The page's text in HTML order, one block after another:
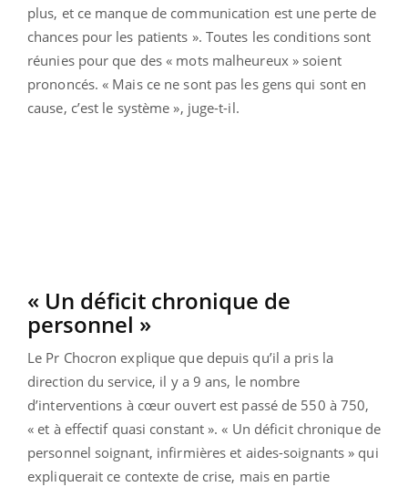
plus, et ce manque de communication est une perte de
chances pour les patients ». Toutes les conditions sont
réunies pour que des « mots malheureux » soient
prononcés. « Mais ce ne sont pas les gens qui sont en
cause, c’est le système », juge-t-il.
« Un déficit chronique de
personnel »
Le Pr Chocron explique que depuis qu’il a pris la
direction du service, il y a 9 ans, le nombre
d’interventions à cœur ouvert est passé de 550 à 750,
« et à effectif quasi constant ». « Un déficit chronique de
personnel soignant, infirmières et aides-soignants » qui
expliquerait ce contexte de crise, mais en partie